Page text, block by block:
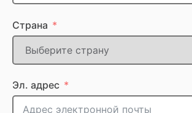
Страна
Эл. адрес